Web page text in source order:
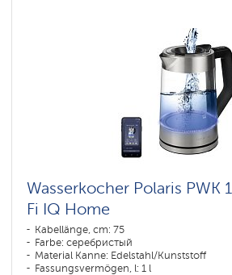
Wasserkocher Polaris PWK
Fi IQ Home
Kabellänge, cm: 75
Farbe: серебристый
Material Kanne: Edelstahl/Kunststoff
Fassungsvermögen, l: 1 l